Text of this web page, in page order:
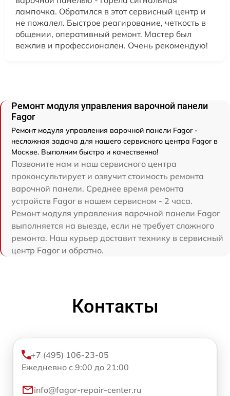
лампочка. Обратился в этот сервисный центр и
не пожалел. Быстрое реагирование, четкость в
общении, оперативный ремонт. Мастер был
вежлив и профессионален. Очень рекомендую!
Ремонт модуля управления варочной панели
Fagor
Ремонт модуля управления варочной панели Fagor -
несложная задача для нашего сервисного центра Fagor в
Москве. Выполним быстро и качественно!
Позвоните нам и наш сервисного центра
проконсультирует и озвучит стоимость ремонта
варочной панели. Среднее время ремонта
устройств Fagor в нашем сервисном - 2 часа.
Ремонт модуля управления варочной панели Fagor
выполняется на выезде, если не требует сложного
ремонта. Наш курьер доставит технику в сервисный
центр Fagor и обратно.
Контакты
+7 (495) 106-23-05
Ежедневно с 9:00 до 21:00
info@fagor-repair-center.ru